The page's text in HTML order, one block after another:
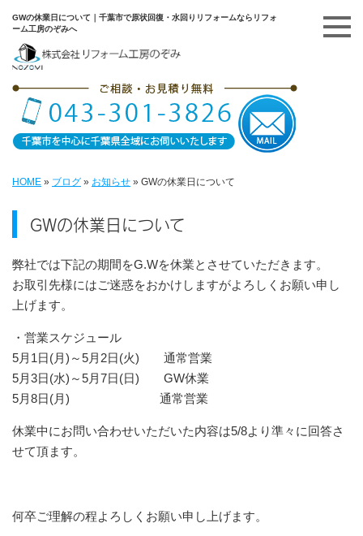
GWの休業日について｜千葉市で原状回復・水回りリフォームならリフォ
ーム工房のぞみへ
HOME » ブログ » お知らせ » GWの休業日について
GWの休業日について
弊社では下記の期間をG.Wを休業とさせていただきます。
お取引先様にはご迷惑をおかけしますがよろしくお願い申し
上げます。
・営業スケジュール
5月1日(月)～5月2日(火) 通常営業
5月3日(水)～5月7日(日) GW休業
5月8日(月)
通常営業
休業中にお問い合わせいただいた内容は5/8より準々に回答さ
せて頂ます。
何卒ご理解の程よろしくお願い申し上げます。